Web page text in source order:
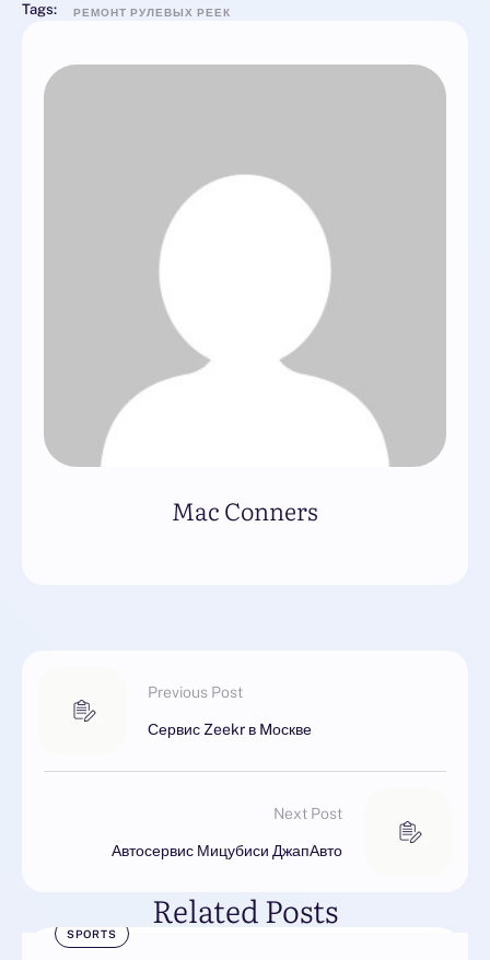
Tags: РЕМОНТ РУЛЕВЫХ РЕЕК
Mac Conners
Previous Post
Сервис Zeekr в Mоскве
Next Post
Автосервис Мицубиси ДжапАвто
Related Posts
SPORTS